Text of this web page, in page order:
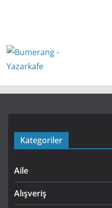
Kategoriler
Aile
Alışveriş